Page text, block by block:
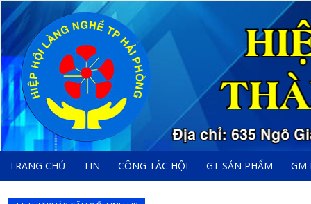
TRANG CHỦ TIN CÔNG TÁC HỘI GT SẢN PHẨM GM